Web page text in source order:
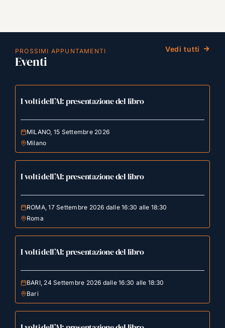
PROSSIMI APPUNTAMENTI
Eventi
Vedi tutti
I volti dell’AI: presentazione del libro
MILANO, 15 Settembre 2026
Milano
I volti dell’AI: presentazione del libro
ROMA, 17 Settembre 2026 dalle 16:30 alle 18:30
Roma
I volti dell’AI: presentazione del libro
BARI, 24 Settembre 2026 dalle 16:30 alle 18:30
Bari